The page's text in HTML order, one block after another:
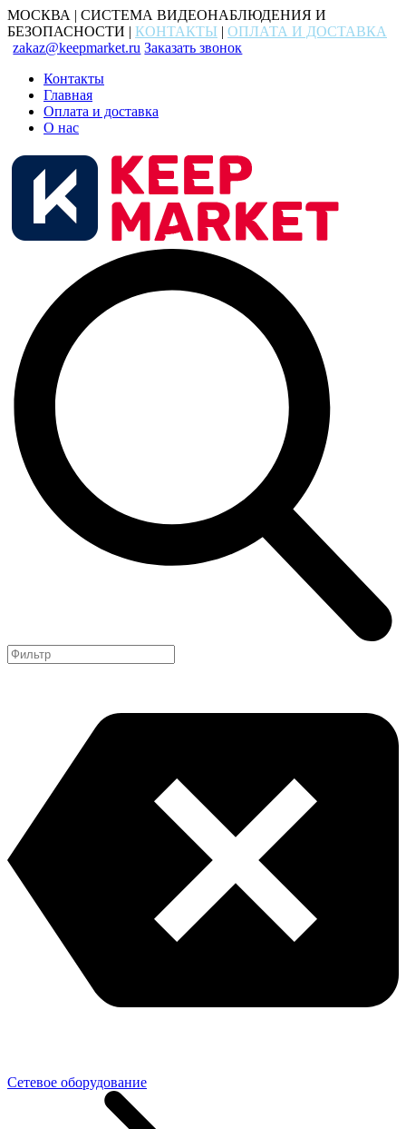
МОСКВА | СИСТЕМА ВИДЕОНАБЛЮДЕНИЯ И
БЕЗОПАСНОСТИ | КОНТАКТЫ | ОПЛАТА И ДОСТАВКА
zakaz@keepmarket.ru Заказать звонок
Контакты
Главная
Оплата и доставка
О нас
Сетевое оборудование